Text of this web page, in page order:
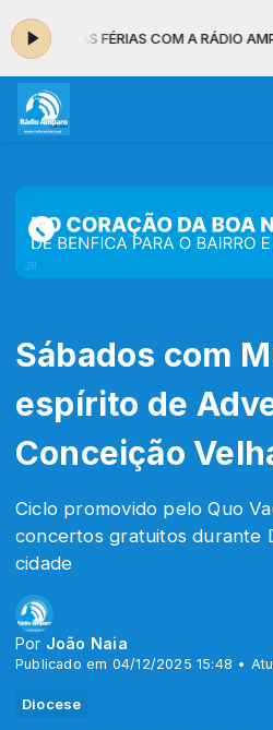
BOAS FÉRIAS COM A RÁDIO AMPARO
Sábados com
espírito de
Conceição
Ciclo promovido pelo Quo
concertos gratuitos durante
cidade
Por João Naia
Publicado em 04/12/2025 15:48 •
Diocese